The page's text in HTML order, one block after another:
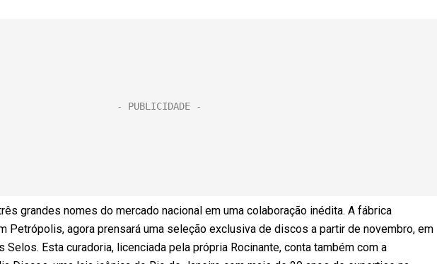
grandes nomes do mercado nacional em uma colaboração inédita. A fábrica
Petrópolis, agora prensará uma seleção exclusiva de discos a partir de novembro, em
Selos. Esta curadoria, licenciada pela própria Rocinante, conta também com a